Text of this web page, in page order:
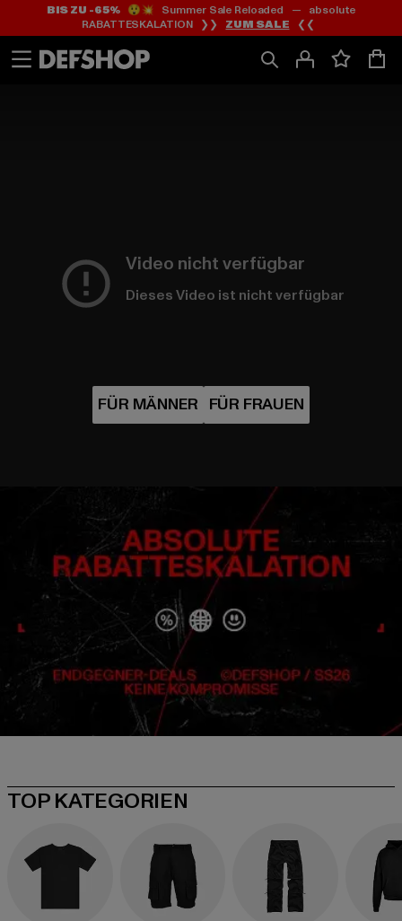
Zum
Inhalt
springen
Zum
Fußzeile
springen
BIS ZU -65%😲💥 Summer Sale Reloaded — absolute
RABATTESKALATION ❯❯ ZUM SALE ❮❮
Video nicht verfügbar
Dieses Video ist nicht verfügbar
TOP KATEGORIEN